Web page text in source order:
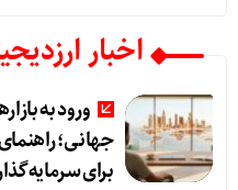
اخبار
ورود به
جهانی؛
برای